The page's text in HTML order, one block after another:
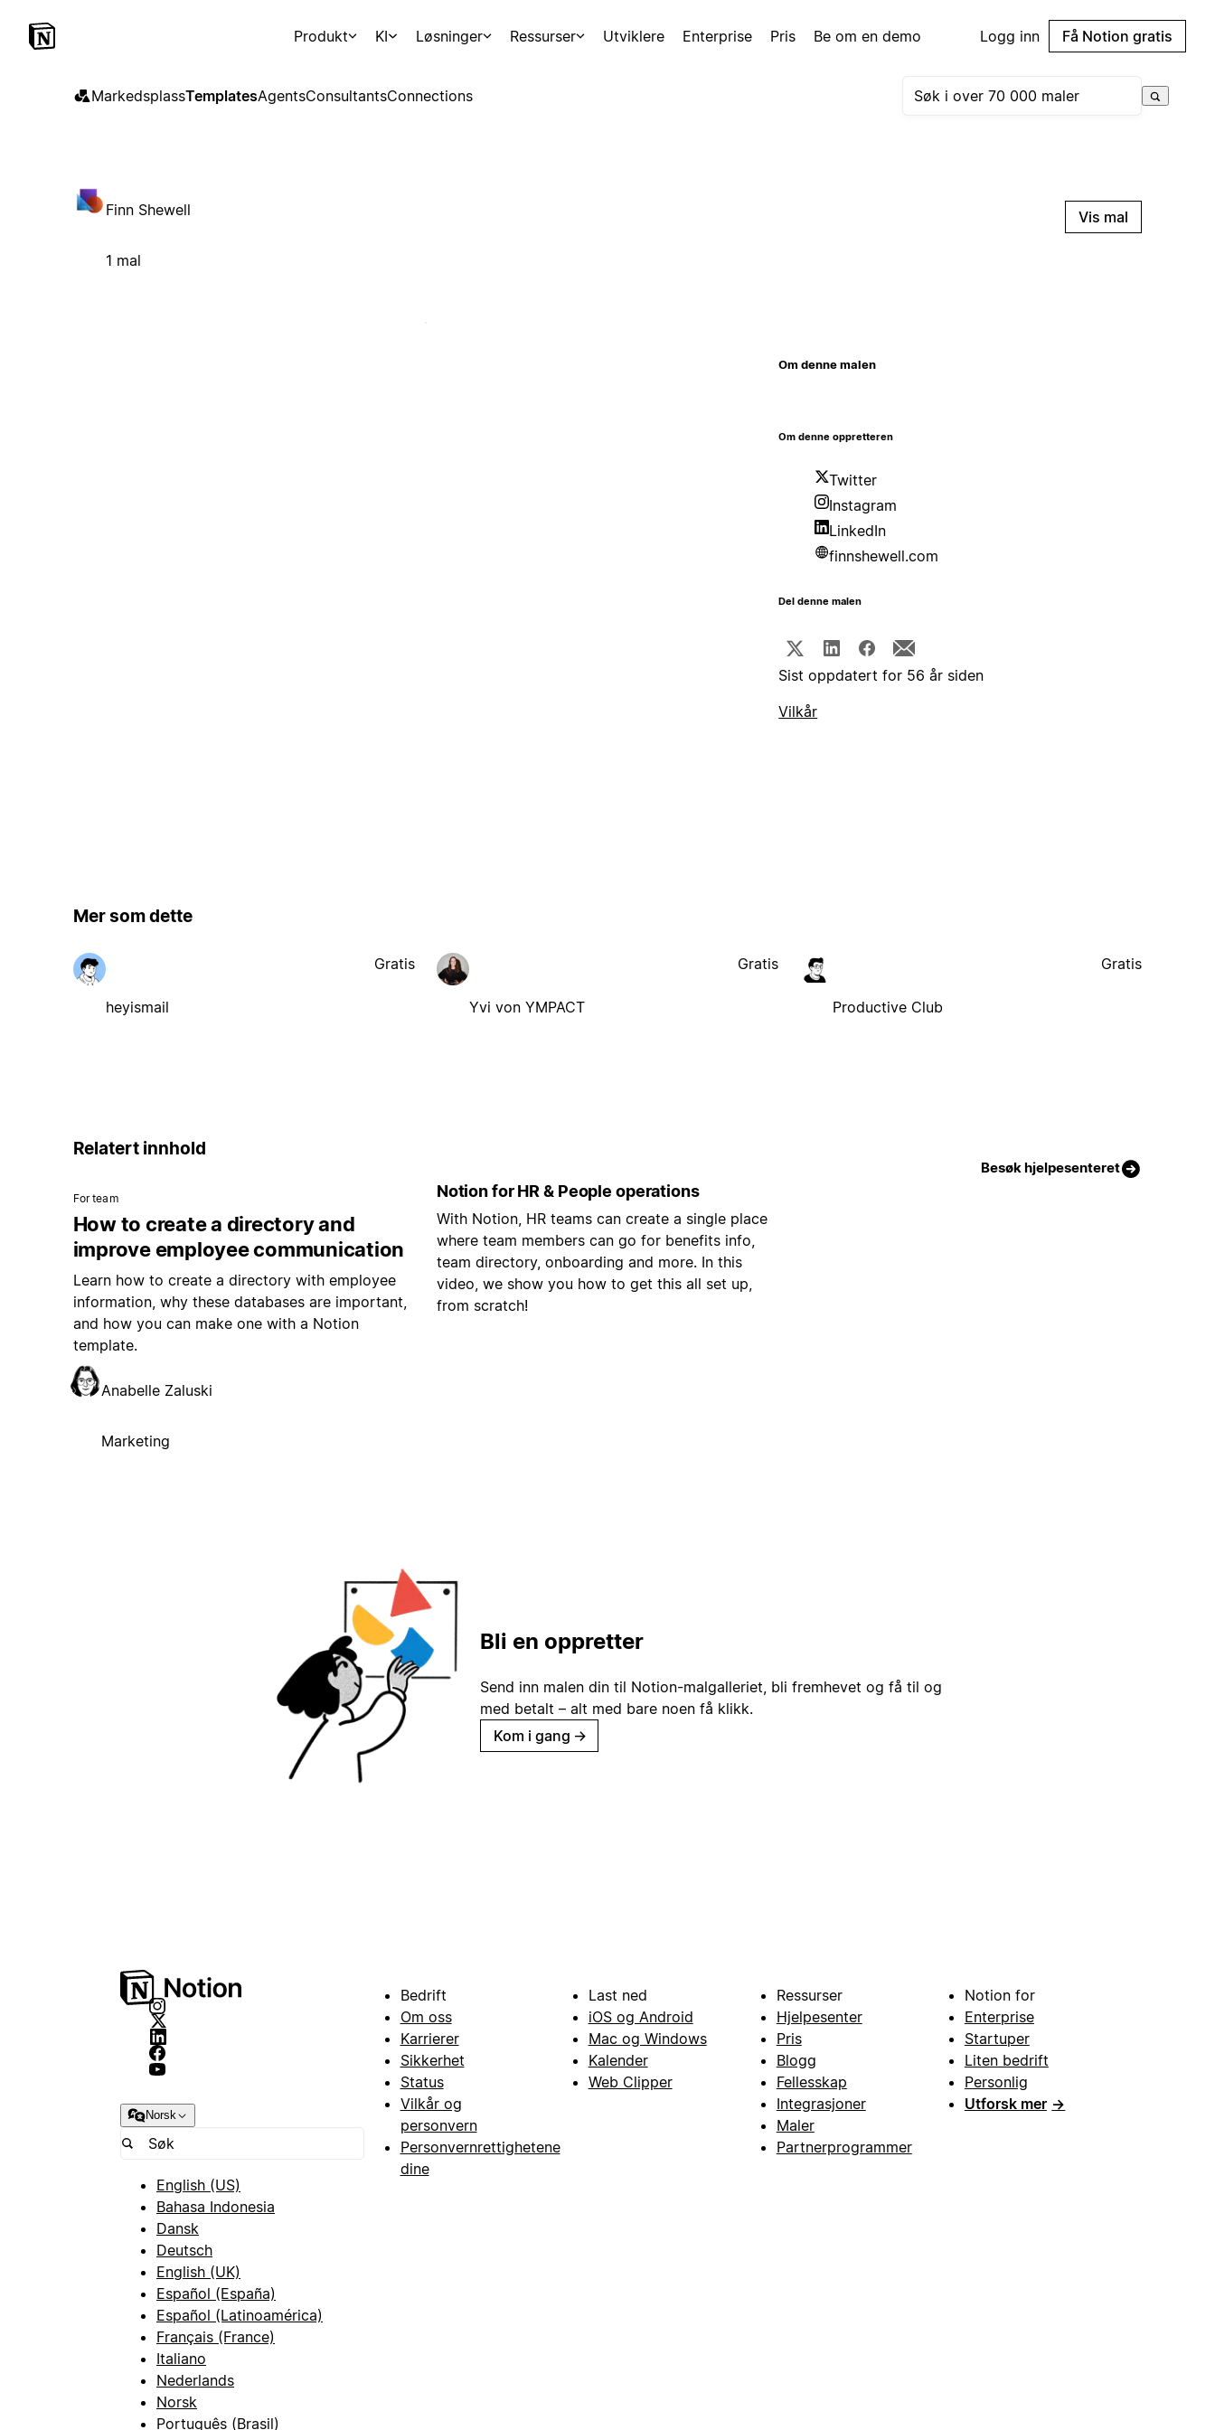
Produkt KI Løsninger Ressurser Utviklere Enterprise Pris Be om en demo Logg inn Få Notion gratis
MarkedsplassTemplatesAgentsConsultantsConnections
Finn Shewell
1 mal
Vis mal
Om denne malen
Om denne oppretteren
Twitter
Instagram
LinkedIn
finnshewell.com
Del denne malen
Sist oppdatert for 56 år siden
Vilkår
Mer som dette
heyismail
Gratis
Yvi von YMPACT
Gratis
Productive Club
Gratis
Relatert innhold
Besøk hjelpesenteret
For team
How to create a directory and
improve employee communication
Learn how to create a directory with employee
information, why these databases are important,
and how you can make one with a Notion
template.
Anabelle Zaluski
Marketing
Notion for HR & People operations
With Notion, HR teams can create a single place
where team members can go for benefits info,
team directory, onboarding and more. In this
video, we show you how to get this all set up,
from scratch!
Bli en oppretter
Send inn malen din til Notion-malgalleriet, bli fremhevet og få til og
med betalt – alt med bare noen få klikk.
Kom i gang →
Norsk
English (US)
Bahasa Indonesia
Dansk
Deutsch
English (UK)
Español (España)
Español (Latinoamérica)
Français (France)
Italiano
Nederlands
Norsk
Português (Brasil)
Bedrift
Om oss
Karrierer
Sikkerhet
Status
Vilkår og
personvern
Personvernrettighetene
dine
Last ned
iOS og Android
Mac og Windows
Kalender
Web Clipper
Ressurser
Hjelpesenter
Pris
Blogg
Fellesskap
Integrasjoner
Maler
Partnerprogrammer
Notion for
Enterprise
Startuper
Liten bedrift
Personlig
Utforsk mer →